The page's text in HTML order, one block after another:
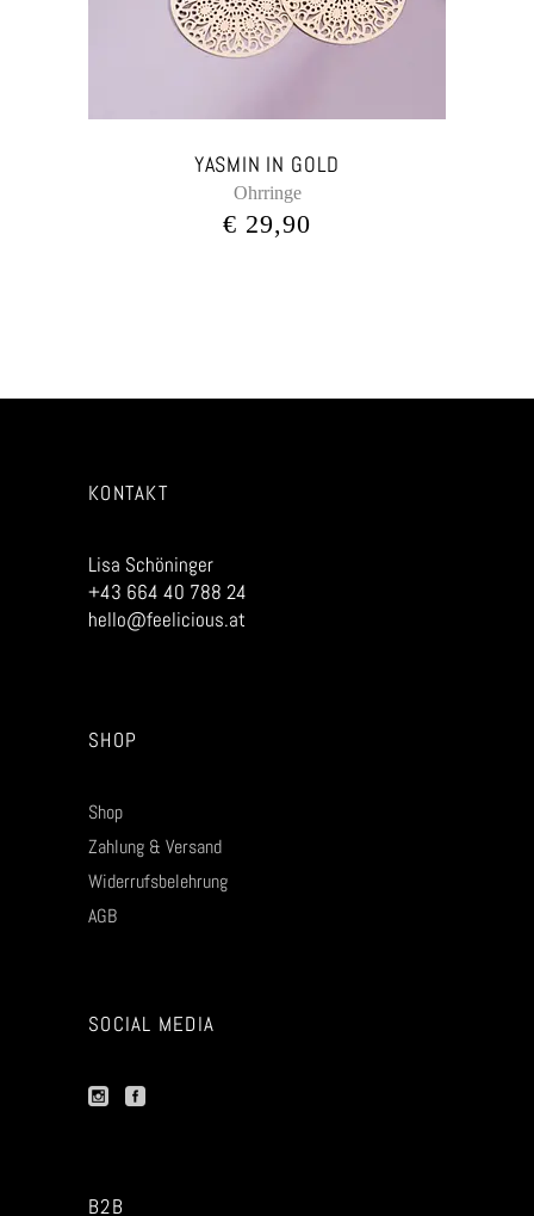
YASMIN IN GOLD
Ohrringe
€ 29,90
KONTAKT
Lisa Schöninger
+43 664 40 788 24
hello@feelicious.at
SHOP
Shop
Zahlung & Versand
Widerrufsbelehrung
AGB
SOCIAL MEDIA
B2B